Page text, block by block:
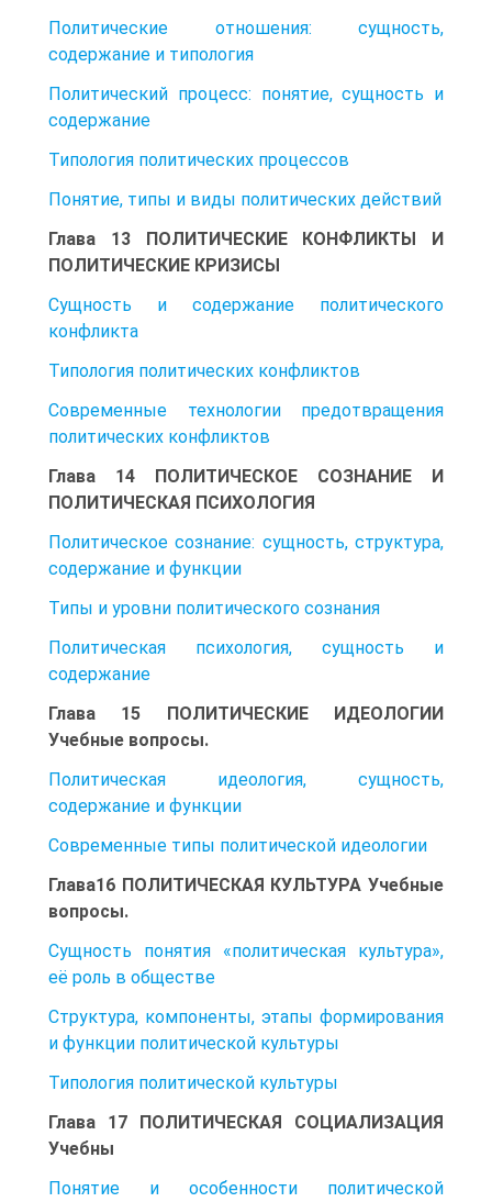
Политические отношения: сущность,
содержание и типология
Политический процесс: понятие, сущность и
содержание
Типология политических процессов
Понятие, типы и виды политических действий
Глава 13 ПОЛИТИЧЕСКИЕ КОНФЛИКТЫ И
ПОЛИТИЧЕСКИЕ КРИЗИСЫ
Сущность и содержание политического
конфликта
Типология политических конфликтов
Современные технологии предотвращения
политических конфликтов
Глава 14 ПОЛИТИЧЕСКОЕ СОЗНАНИЕ И
ПОЛИТИЧЕСКАЯ ПСИХОЛОГИЯ
Политическое сознание: сущность, структура,
содержание и функции
Типы и уровни политического сознания
Политическая психология, сущность и
содержание
Глава 15 ПОЛИТИЧЕСКИЕ ИДЕОЛОГИИ
Учебные вопросы.
Политическая идеология, сущность,
содержание и функции
Современные типы политической идеологии
Глава16 ПОЛИТИЧЕСКАЯ КУЛЬТУРА Учебные
вопросы.
Сущность понятия «политическая культура»,
её роль в обществе
Структура, компоненты, этапы формирования
и функции политической культуры
Типология политической культуры
Глава 17 ПОЛИТИЧЕСКАЯ СОЦИАЛИЗАЦИЯ
Учебны
Понятие и особенности политической